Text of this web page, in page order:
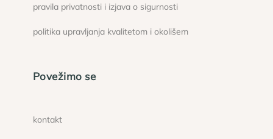
pravila privatnosti i izjava o sigurnosti
politika upravljanja kvalitetom i okolišem
Povežimo se
kontakt